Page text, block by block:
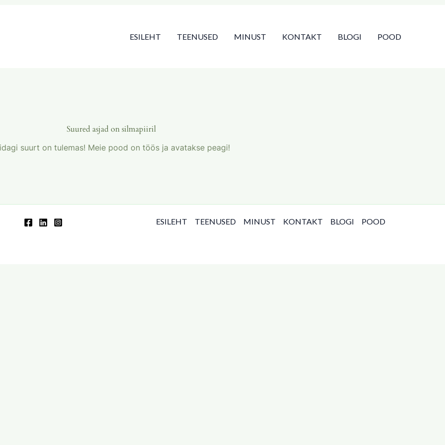
ESILEHT TEENUSED MINUST KONTAKT BLOGI POOD
Suured asjad on silmapiiril
suurt on tulemas! Meie pood on töös ja avatakse peagi!
ESILEHT TEENUSED MINUST KONTAKT BLOGI POOD